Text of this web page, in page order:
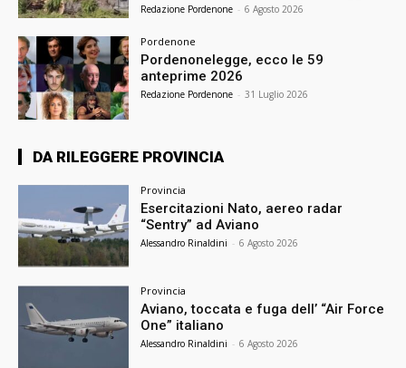
Redazione Pordenone - 6 Agosto 2026
Pordenone
Pordenonelegge, ecco le 59
anteprime 2026
Redazione Pordenone - 31 Luglio 2026
DA RILEGGERE PROVINCIA
Provincia
Esercitazioni Nato, aereo radar
“Sentry” ad Aviano
Alessandro Rinaldini - 6 Agosto 2026
Provincia
Aviano, toccata e fuga dell’ “Air Force
One” italiano
Alessandro Rinaldini - 6 Agosto 2026